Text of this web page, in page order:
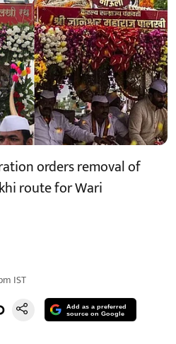
orders removal of
route for Wari
IST
Add as a preferred
source on Google